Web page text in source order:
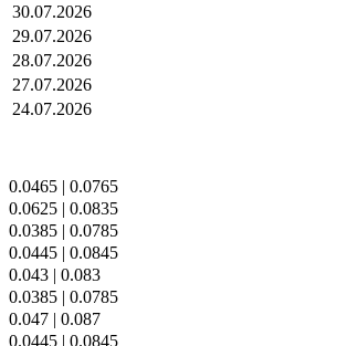
30.07.2026
29.07.2026
28.07.2026
27.07.2026
24.07.2026
0.0465 | 0.0765
0.0625 | 0.0835
0.0385 | 0.0785
0.0445 | 0.0845
0.043 | 0.083
0.0385 | 0.0785
0.047 | 0.087
0.0445 | 0.0845